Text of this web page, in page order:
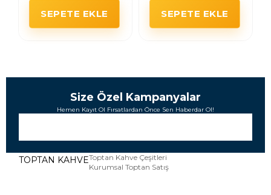
SEPETE EKLE SEPETE EKLE
Size Özel Kampanyalar
Hemen Kayıt Ol Fırsatlardan Önce Sen Haberdar Ol!
TOPTAN KAHVEToptan Kahve Çeşitleri
Kurumsal Toptan Satış